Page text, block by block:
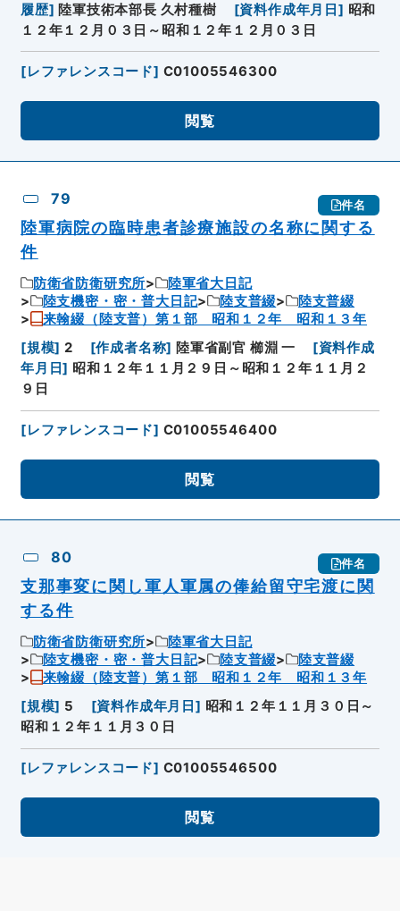
履歴] 陸軍技術本部長 久村種樹 [資料作成年月日] 昭和
１２年１２月０３日～昭和１２年１２月０３日
[レファレンスコード] C01005546300
閲覧
79 件名
陸軍病院の臨時患者診療施設の名称に関する
件
防衛省防衛研究所
陸軍省大日記
陸支機密・密・普大日記
陸支普綴
陸支普綴
来翰綴（陸支普）第１部 昭和１２年 昭和１３年
[規模] 2 [作成者名称] 陸軍省副官 櫛淵 一 [資料作成
年月日] 昭和１２年１１月２９日～昭和１２年１１月２
９日
[レファレンスコード] C01005546400
閲覧
80 件名
支那事変に関し軍人軍属の俸給留守宅渡に関
する件
防衛省防衛研究所
陸軍省大日記
陸支機密・密・普大日記
陸支普綴
陸支普綴
来翰綴（陸支普）第１部 昭和１２年 昭和１３年
[規模] 5 [資料作成年月日] 昭和１２年１１月３０日～
昭和１２年１１月３０日
[レファレンスコード] C01005546500
閲覧